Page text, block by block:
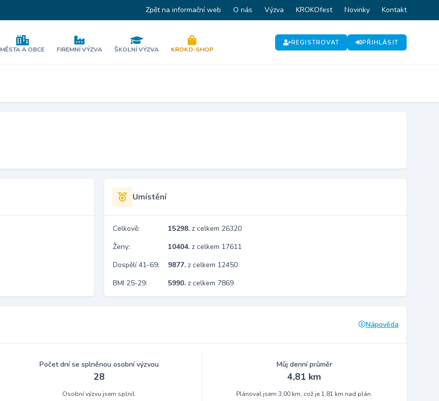
Zpět na informační web O nás Výzva KROKOfest Novinky Kontakt
MĚSTA A OBCE FIREMNÍ VÝZVA ŠKOLNÍ VÝZVA KROKO-SHOP
REGISTROVAT PŘIHLÁSIT
Umístění
Celkově: 15298. z celkem 26320
Ženy:
10404. z celkem 17611
Dospělí 41-69:
9877. z celkem 12450
BMI 25-29:
5990. z celkem 7869
Nápověda
Počet dní se splněnou osobní výzvou
28
Osobní výzvu jsem splnil.
Můj denní průměr
4,81 km
Plánoval jsem 3,00 km, což je 1,81 km nad plán.